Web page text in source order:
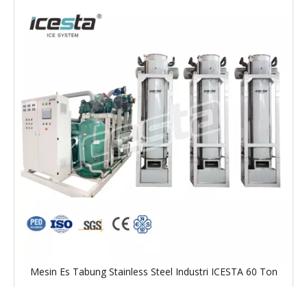
Mesin Es Tabung Stainless Steel Industri ICESTA 60 Ton